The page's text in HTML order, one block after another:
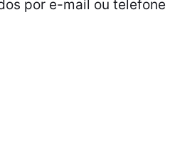
por e-mail ou telefone